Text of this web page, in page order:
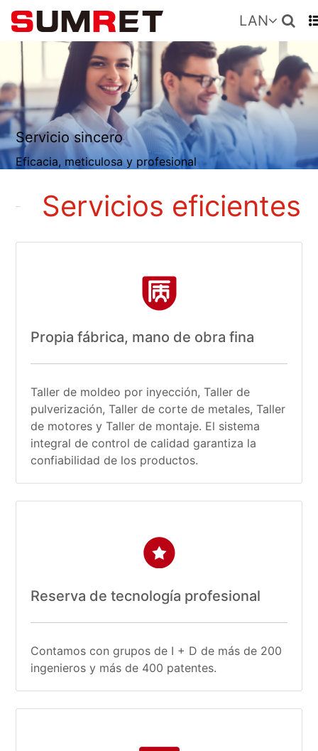
LAN
Servicio sincero
Eficacia, meticulosa y profesional
Servicios eficientes
Propia fábrica, mano de obra fina
Taller de moldeo por inyección, Taller de
pulverización, Taller de corte de metales, Taller
de motores y Taller de montaje. El sistema
integral de control de calidad garantiza la
confiabilidad de los productos.
Reserva de tecnología profesional
Contamos con grupos de I + D de más de 200
ingenieros y más de 400 patentes.